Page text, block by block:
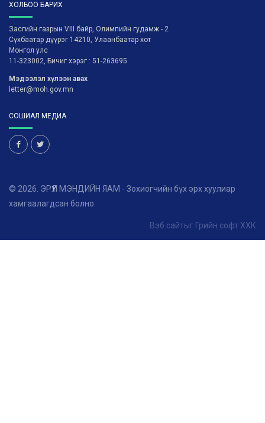
ХОЛБОО БАРИХ
Засгийн газрын VIII байр, Олимпийн гудамж - 2
Сүхбаатар дүүрэг 14210, Улаанбаатар хот
Монгол улс
11-323002, Бичиг хэрэг : 51-263695
Мэдээлэл хүлээн авах
letter@moh.gov.mn
СОШИАЛ МЕДИА
© 2026. ЭРҮҮЛ МЭНДИЙН ЯАМ - Зохиогчийн бүх эрх хуулиар
хамгаалагдсан болно.
Вэб сайтыг Грийн софт ХХК